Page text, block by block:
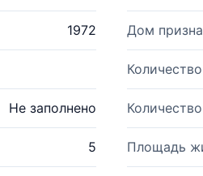
1972 Дом
Не заполнено
5 Площадь